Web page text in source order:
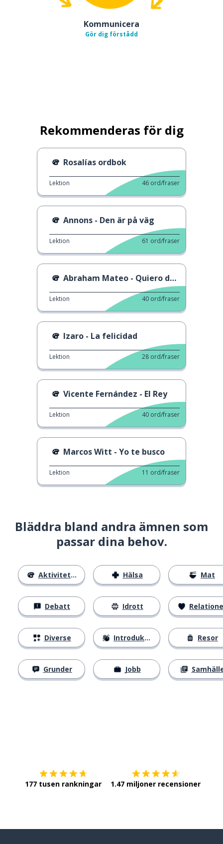
Kommunicera
Gör dig förstådd
Rekommenderas för dig
Rosalías ordbok
Lektion 46 ord/fraser
Annons - Den är på väg
Lektion 61 ord/fraser
Abraham Mateo - Quiero decirte
Lektion 40 ord/fraser
Izaro - La felicidad
Lektion 28 ord/fraser
Vicente Fernández - El Rey
Lektion 40 ord/fraser
Marcos Witt - Yo te busco
Lektion 11 ord/fraser
Bläddra bland andra ämnen som
passar dina behov.
Aktiviteter
Debatt
Diverse
Grunder
Hälsa
Idrott
Introduktion
Jobb
Mat
Resor
177 tusen rankningar 1.47 miljoner recensioner